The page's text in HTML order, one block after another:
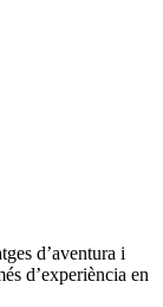
d’aventura i
d’experiència en